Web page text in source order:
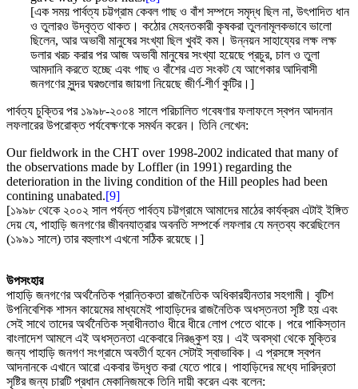
[এক সময় পার্বত্য চট্টগ্রাম কেবল গাছ ও বাঁশ সম্পদে সমৃদ্ধ ছিল না, উৎপাদিত ধান
ও তুলারও উদ্বৃত্ত থাকত। কঠোর মেহনতকারী কৃষকরা তুলনামূলকভাবে ভালো
ছিলেন, আর অভাবী মানুষের সংখ্যা ছিল খুবই কম। উন্নয়ন সাহায্যের লক্ষ লক্ষ
ডলার খরচ করার পর আজ অভাবী মানুষের সংখ্যা হয়েছে প্রচুর, চাল ও তুলা
আমদানি করতে হচ্ছে এবং গাছ ও বাঁশের এত সংকট যে আগেকার আদিবাসী
জনগণের সুন্দর ঘরগুলোর জায়গা নিয়েছে জীর্ণ-শীর্ণ কুটির।]
পার্বত্য চুক্তির পর ১৯৯৮-২০০৪ সালে পরিচালিত গবেষণার ফলাফলে স্বপন আদনান
লফলারের উপরোক্ত পর্যবেক্ষণকে সমর্থন করেন। তিনি লেখেন:
Our fieldwork in the CHT over 1998-2002 indicated that many of
the observations made by Loffler (in 1991) regarding the
deterioration in the living condition of the Hill peoples had been
contining unabated.[9]
[১৯৯৮ থেকে ২০০২ সাল পর্যন্ত পার্বত্য চট্টগ্রামে আমাদের মাঠের কার্যক্রম এটাই ইঙ্গিত
দেয় যে, পাহাড়ি জনগণের জীবনযাত্রার অবনতি সম্পর্কে লফলার যে মন্তব্য করেছিলেন
(১৯৯১ সালে) তার বহুলাংশ এখনো সঠিক রয়েছে।]
উপসংহার
পাহাড়ি জনগণের অর্থনৈতিক প্রান্তিকতা রাজনৈতিক অধিকারহীনতার সহগামী। বৃটিশ
উপনিবেশিক শাসন কায়েমের মাধ্যমেই পাহাড়িদের রাজনৈতিক অধস্তনতা সৃষ্টি হয় এবং
সেই সাথে তাদের অর্থনৈতিক স্বাধীনতাও ধীরে ধীরে লোপ পেতে থাকে। পরে পাকিস্তান
বাংলাদেশ আমলে এই অধস্তনতা একেবারে নিরঙ্কুশ হয়। এই অবস্থা থেকে মুক্তির
জন্য পাহাড়ি জনগণ সংগ্রামে অবতীর্ণ হবেন সেটাই স্বাভাবিক। এ প্রসঙ্গে স্বপন
আদনানকে এখানে আরো একবার উদ্ধৃত করা যেতে পারে। পাহাড়িদের মধ্যে দারিদ্রতা
সৃষ্টির জন্য চারটি প্রধান মেকানিজমকে তিনি দায়ী করেন এবং বলেন: